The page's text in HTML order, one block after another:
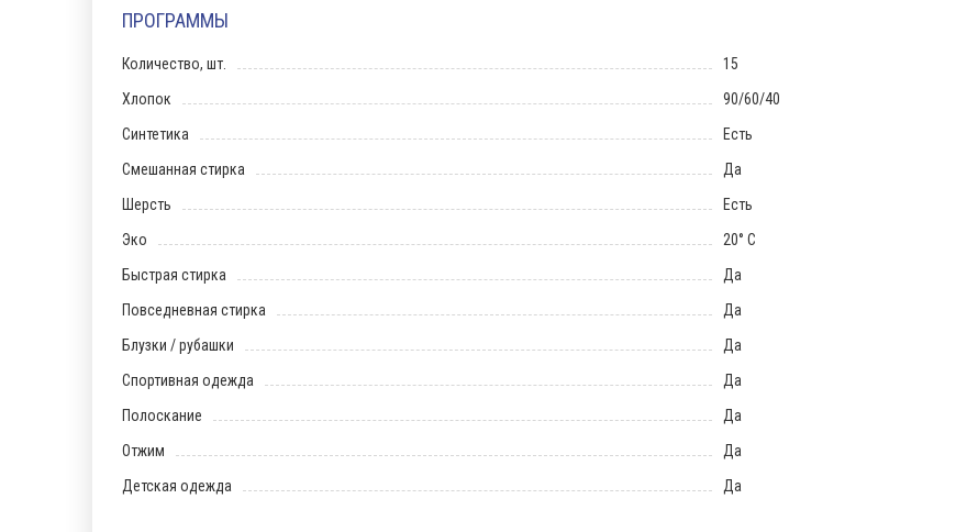
ПРОГРАММЫ
Количество, шт.
15
Хлопок
90/60/40
Синтетика
Есть
Смешанная стирка
Да
Шерсть
Есть
Эко
20° С
Быстрая стирка
Да
Повседневная стирка
Да
Блузки / рубашки
Да
Спортивная одежда
Да
Полоскание
Да
Отжим
Да
Детская одежда
Да